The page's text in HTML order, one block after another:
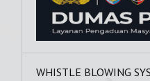
WHISTLE BLOWING